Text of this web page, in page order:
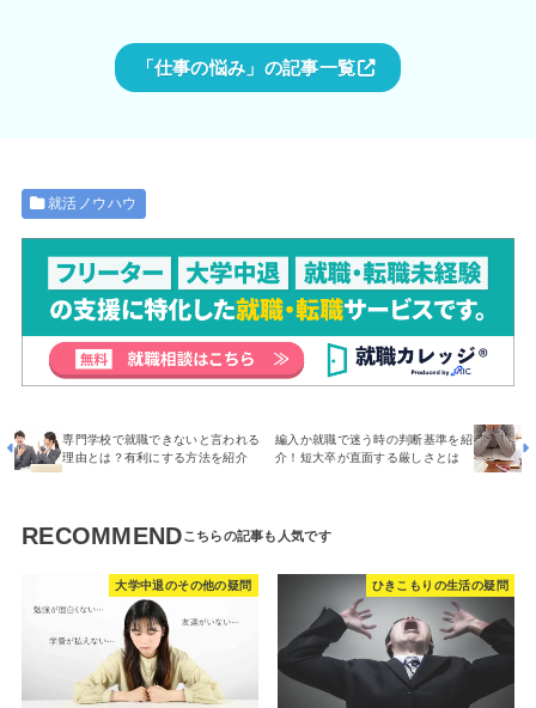
「仕事の悩み」の記事一覧
就活ノウハウ
専門学校で就職できないと言われる
理由とは？有利にする方法を紹介
編入か就職で迷う時の判断基準を紹
介！短大卒が直面する厳しさとは
RECOMMEND
大学中退のその他の疑問 ひきこもりの生活の疑問